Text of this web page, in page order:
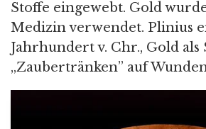
Stoffe eingewebt. Gold
Medizin verwendet. Plinius
Jahrhundert v. Chr., Gold als
„Zaubertränken” auf